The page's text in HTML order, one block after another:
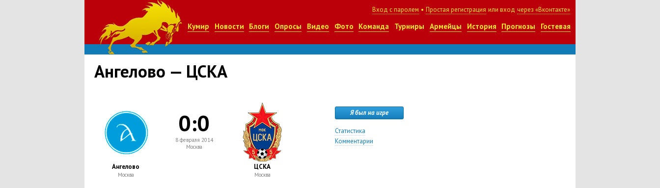
Вход с паролем • Простая регистрация или вход через «Вконтакте»
Кумир Новости Блоги Опросы Видео Фото Команда Турниры Армейцы История Прогнозы Гостевая
Ангелово — ЦСКА
Ангелово
Москва
0:0
8 февраля 2014
Москва
ЦСКА
Москва
Я был на игре
Статистика
Комментарии